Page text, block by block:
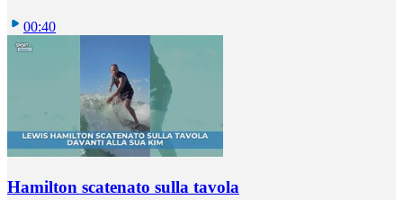
00:40
Hamilton scatenato sulla tavola